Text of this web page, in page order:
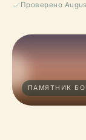
Проверено
ПАМЯТНИК